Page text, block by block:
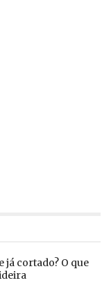
já cortado? O que